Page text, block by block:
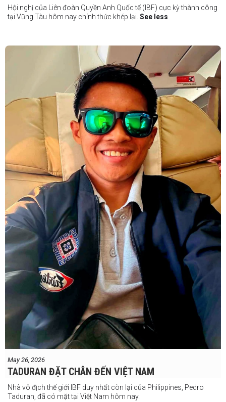
Hội nghị của Liên đoàn Quyền Anh Quốc tế (IBF) cực kỳ thành công
tại Vũng Tàu hôm nay chính thức khép lại. See less
May 26, 2026
TADURAN ĐẶT CHÂN ĐẾN VIỆT NAM
Nhà vô địch thế giới IBF duy nhất còn lại của Philippines, Pedro
Taduran, đã có mặt tại Việt Nam hôm nay.